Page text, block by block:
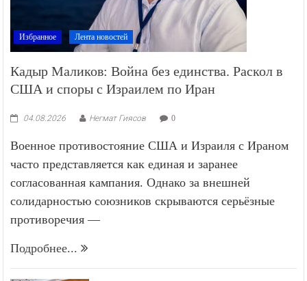
Избранное Лента новостей
Кадыр Маликов: Война без единства. Раскол в
США и споры с Израилем по Иран
04.08.2026 Негмат Гиясов 0
Военное противостояние США и Израиля с Ираном
часто представляется как единая и заранее
согласованная кампания. Однако за внешней
солидарностью союзников скрываются серьёзные
противоречия —
Подробнее...